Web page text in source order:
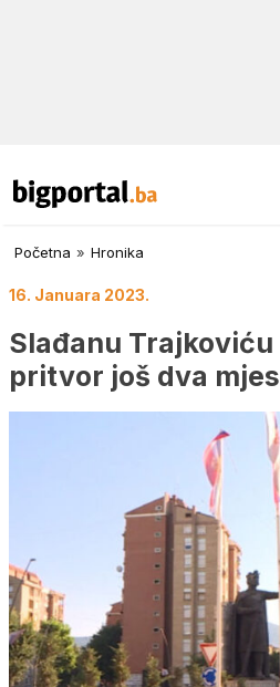
Početna » Hronika
16. Januara 2023.
Slađanu
pritvor još dva